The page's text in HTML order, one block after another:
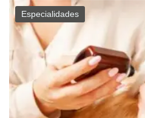
Especialidades